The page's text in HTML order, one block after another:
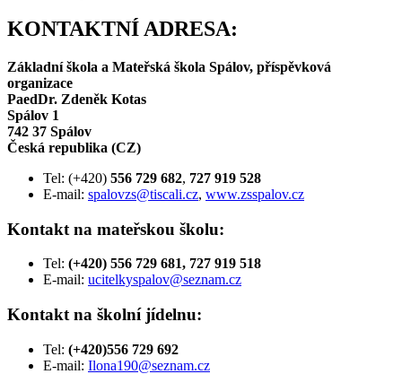
KONTAKTNÍ ADRESA:
Základní škola a Mateřská škola Spálov, příspěvková
organizace
PaedDr. Zdeněk Kotas
Spálov 1
742 37 Spálov
Česká republika (CZ)
Tel: (+420) 556 729 682, 727 919 528
E-mail: spalovzs@tiscali.cz, www.zsspalov.cz
Kontakt na mateřskou školu:
Tel: (+420) 556 729 681, 727 919 518
E-mail: ucitelkyspalov@seznam.cz
Kontakt na školní jídelnu:
Tel: (+420)556 729 692
E-mail: Ilona190@seznam.cz